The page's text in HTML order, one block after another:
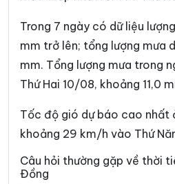
Xã Đạ Huoai 3
Xã Đạ Tẻh 2
Xã Đắk Mil
Xã Đắk song
Xã Đam Rông 3
Trong 7 ngày có dữ liệu
mm trở lên; tổng lượng mưa
mm. Tổng lượng mưa trong
Thứ Hai 10/08, khoảng 11,0
Tốc độ gió dự báo cao nhất
khoảng 29 km/h vào Thứ
Câu hỏi thường gặp về thời
Đồng